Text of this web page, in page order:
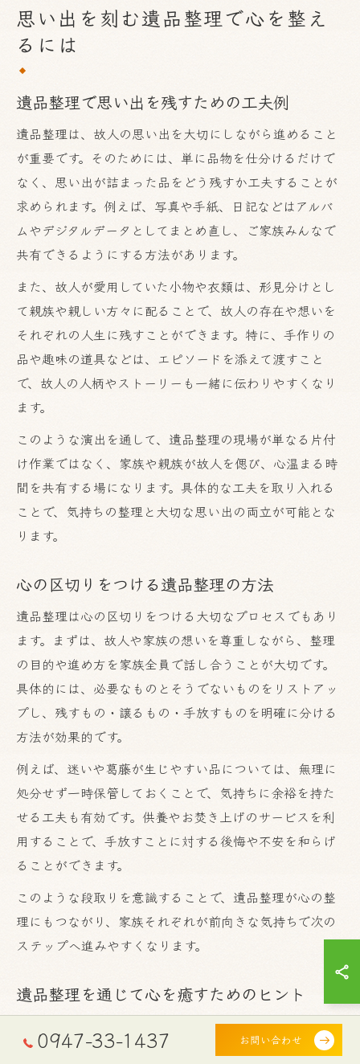
思い出を刻む遺品整理で心を整え
るには
遺品整理で思い出を残すための工夫例
遺品整理は、故人の思い出を大切にしながら進めること
が重要です。そのためには、単に品物を仕分けるだけで
なく、思い出が詰まった品をどう残すか工夫することが
求められます。例えば、写真や手紙、日記などはアルバ
ムやデジタルデータとしてまとめ直し、ご家族みんなで
共有できるようにする方法があります。
また、故人が愛用していた小物や衣類は、形見分けとし
て親族や親しい方々に配ることで、故人の存在や想いを
それぞれの人生に残すことができます。特に、手作りの
品や趣味の道具などは、エピソードを添えて渡すこと
で、故人の人柄やストーリーも一緒に伝わりやすくなり
ます。
このような演出を通して、遺品整理の現場が単なる片付
け作業ではなく、家族や親族が故人を偲び、心温まる時
間を共有する場になります。具体的な工夫を取り入れる
ことで、気持ちの整理と大切な思い出の両立が可能とな
ります。
心の区切りをつける遺品整理の方法
遺品整理は心の区切りをつける大切なプロセスでもあり
ます。まずは、故人や家族の想いを尊重しながら、整理
の目的や進め方を家族全員で話し合うことが大切です。
具体的には、必要なものとそうでないものをリストアッ
プし、残すもの・譲るもの・手放すものを明確に分ける
方法が効果的です。
例えば、迷いや葛藤が生じやすい品については、無理に
処分せず一時保管しておくことで、気持ちに余裕を持た
せる工夫も有効です。供養やお焚き上げのサービスを利
用することで、手放すことに対する後悔や不安を和らげ
ることができます。
このような段取りを意識することで、遺品整理が心の整
理にもつながり、家族それぞれが前向きな気持ちで次の
ステップへ進みやすくなります。
遺品整理を通じて心を癒すためのヒント
遺品整理が心の癒しにつながるように進めるためには、
無理をせず自分や家族のペースで行うことが大切です。
0947-33-1437 お問い合わせ